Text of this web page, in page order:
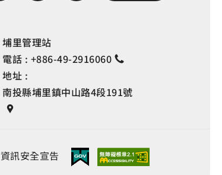
埔里管理站
電話 : +886-49-2916060
地址 :
南投縣埔里鎮中山路4段191號
資訊安全宣告